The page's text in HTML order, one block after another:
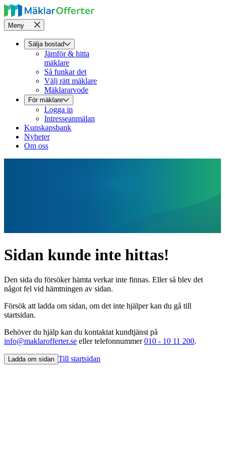
Meny
Sälja bostad
Jämför & hitta
mäklare
Så funkar det
Välj rätt mäklare
Mäklararvode
För mäklare
Logga in
Intresseanmälan
Kunskapsbank
Nyheter
Om oss
Sidan kunde inte hittas!
Den sida du försöker hämta verkar inte finnas. Eller så blev det
något fel vid hämtningen av sidan.
Försök att ladda om sidan, om det inte hjälper kan du gå till
startsidan.
Behöver du hjälp kan du kontaktat kundtjänst på
info@maklarofferter.se eller telefonnummer010 - 10 11 200.
Ladda om sidan Till startsidan